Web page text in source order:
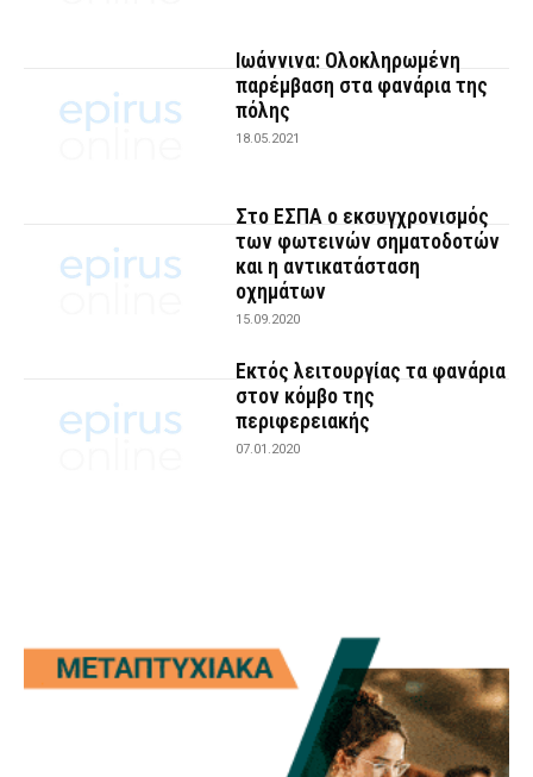
Ιωάννινα: Ολοκληρωμένη
παρέμβαση στα φανάρια της
πόλης
18.05.2021
Στο ΕΣΠΑ ο εκσυγχρονισμός
των φωτεινών σηματοδοτών
και η αντικατάσταση
οχημάτων
15.09.2020
Εκτός λειτουργίας τα φανάρια
στον κόμβο της
περιφερειακής
07.01.2020